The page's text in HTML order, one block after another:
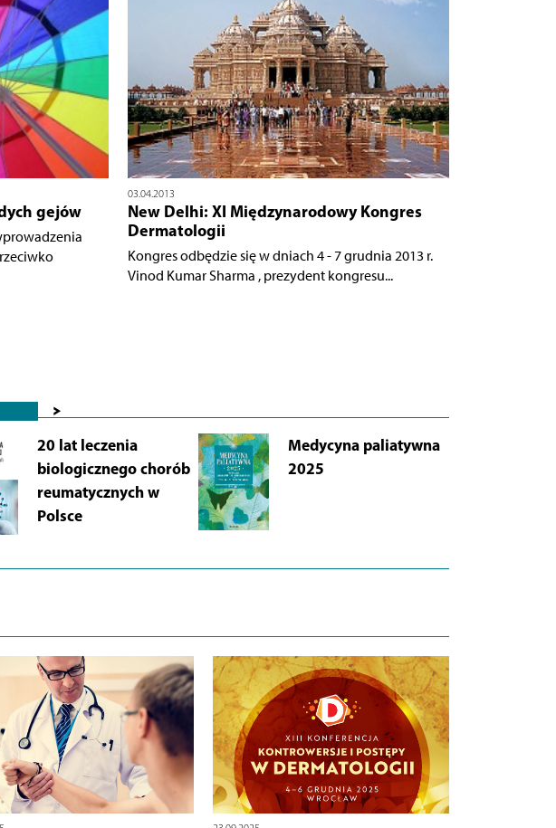
gejów
03.04.2013
New Delhi: XI Międzynarodowy Kongres
Dermatologii
Kongres odbędzie się w dniach 4 - 7 grudnia 2013 r.
Vinod Kumar Sharma , prezydent kongresu...
>
20 lat leczenia
biologicznego chorób
reumatycznych w
Polsce
Medycyna paliatywna
2025